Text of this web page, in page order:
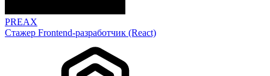
PREAX
Стажер Frontend-разработчик (React)